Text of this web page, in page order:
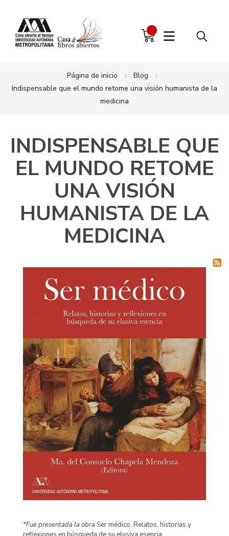
Página de inicio
Blog
Indispensable que el mundo retome una visión humanista de la
medicina
INDISPENSABLE QUE
EL MUNDO RETOME
UNA VISIÓN
HUMANISTA DE LA
MEDICINA
*Fue presentada la obra Ser médico. Relatos, historias y